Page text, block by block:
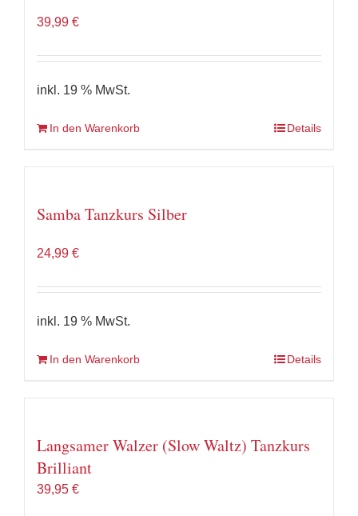
39,99 €
inkl. 19 % MwSt.
In den Warenkorb Details
Samba Tanzkurs Silber
24,99 €
inkl. 19 % MwSt.
In den Warenkorb Details
Langsamer Walzer (Slow Waltz) Tanzkurs
Brilliant
39,95 €